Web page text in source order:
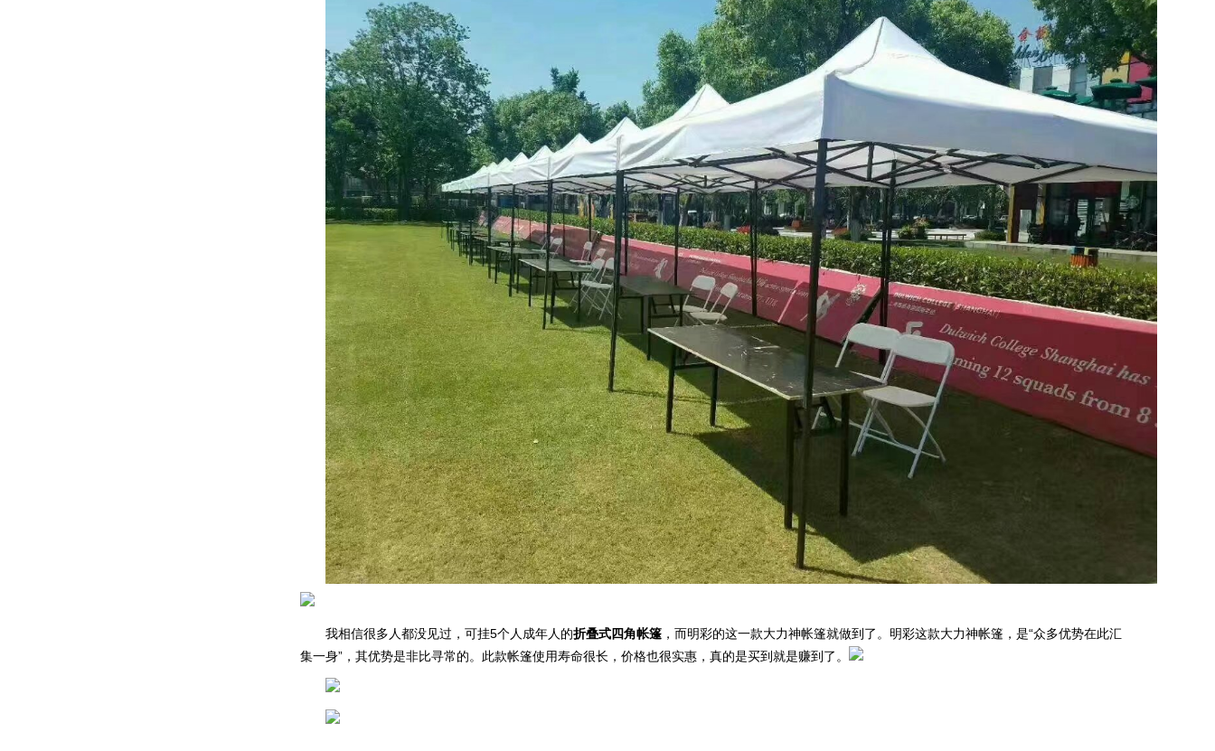
我相信很多人都没见过，可挂5个人成年人的折叠式四角帐篷 ，而明彩的这一款大力神帐篷就做到了。明彩这款大力神帐篷，是“众多优势在此汇
集一身”，其优势是非比寻常的。此款帐篷使用寿命很长，价格也很实惠，真的是买到就是赚到了。